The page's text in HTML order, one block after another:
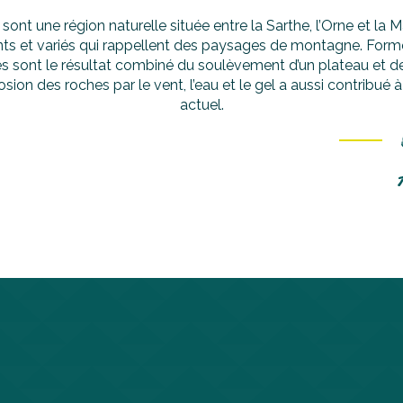
une région naturelle située entre la Sarthe, l’Orne et la
et variés qui rappellent des paysages de montagne.
sont le résultat combiné du soulèvement d’un plateau et
des roches par le vent, l’eau et le gel a aussi contribué
actuel.